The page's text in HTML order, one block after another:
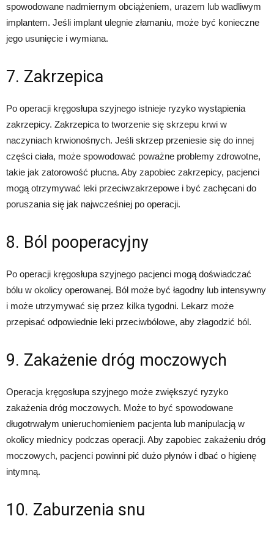
spowodowane nadmiernym obciążeniem, urazem lub wadliwym
implantem. Jeśli implant ulegnie złamaniu, może być konieczne
jego usunięcie i wymiana.
7. Zakrzepica
Po operacji kręgosłupa szyjnego istnieje ryzyko wystąpienia
zakrzepicy. Zakrzepica to tworzenie się skrzepu krwi w
naczyniach krwionośnych. Jeśli skrzep przeniesie się do innej
części ciała, może spowodować poważne problemy zdrowotne,
takie jak zatorowość płucna. Aby zapobiec zakrzepicy, pacjenci
mogą otrzymywać leki przeciwzakrzepowe i być zachęcani do
poruszania się jak najwcześniej po operacji.
8. Ból pooperacyjny
Po operacji kręgosłupa szyjnego pacjenci mogą doświadczać
bólu w okolicy operowanej. Ból może być łagodny lub intensywny
i może utrzymywać się przez kilka tygodni. Lekarz może
przepisać odpowiednie leki przeciwbólowe, aby złagodzić ból.
9. Zakażenie dróg moczowych
Operacja kręgosłupa szyjnego może zwiększyć ryzyko
zakażenia dróg moczowych. Może to być spowodowane
długotrwałym unieruchomieniem pacjenta lub manipulacją w
okolicy miednicy podczas operacji. Aby zapobiec zakażeniu dróg
moczowych, pacjenci powinni pić dużo płynów i dbać o higienę
intymną.
10. Zaburzenia snu